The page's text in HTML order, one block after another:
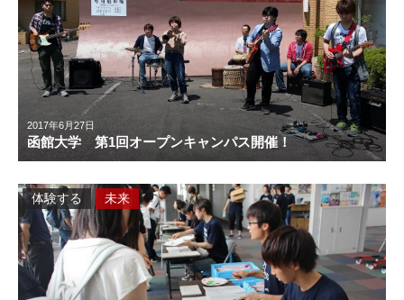
2017年6月27日
函館大学 第1回オープンキャンパス開催！
体験する 未来